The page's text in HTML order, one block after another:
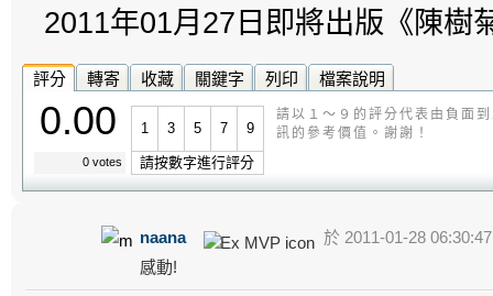
2011年01月27日即將出版《陳
評分 轉寄 收藏 關鍵字 列印 檔案說明
0.00
0 votes
1 3 5 7 9
請按數字進行評分
請以１～９的評分代表由負面
訊的參考價值。謝謝！
naana
於 2011-01-28
感動!